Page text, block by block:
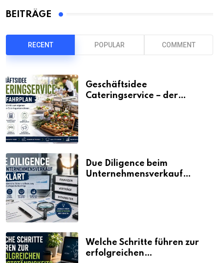
BEITRÄGE
RECENT POPULAR COMMENT
Geschäftsidee
Cateringservice – der
Due Diligence beim
Unternehmensverkauf
Welche Schritte führen zur
erfolgreichen